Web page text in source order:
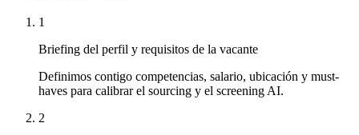
1
Briefing del perfil y requisitos de la vacante
Definimos contigo competencias, salario, ubicación y must-
haves para calibrar el sourcing y el screening AI.
2